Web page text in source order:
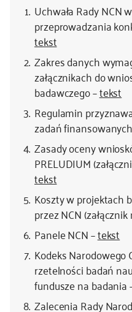
Uchwała Rady NCN
przeprowadzania
tekst
Zakres danych
załącznikach do
badawczego –tekst
Regulamin
zadań
Zasady oceny
PRELUDIUM
tekst
Koszty w projektach
przez NCN
Panele NCN –tekst
Kodeks
rzetelności badań
fundusze na badania
Zalecenia Rady